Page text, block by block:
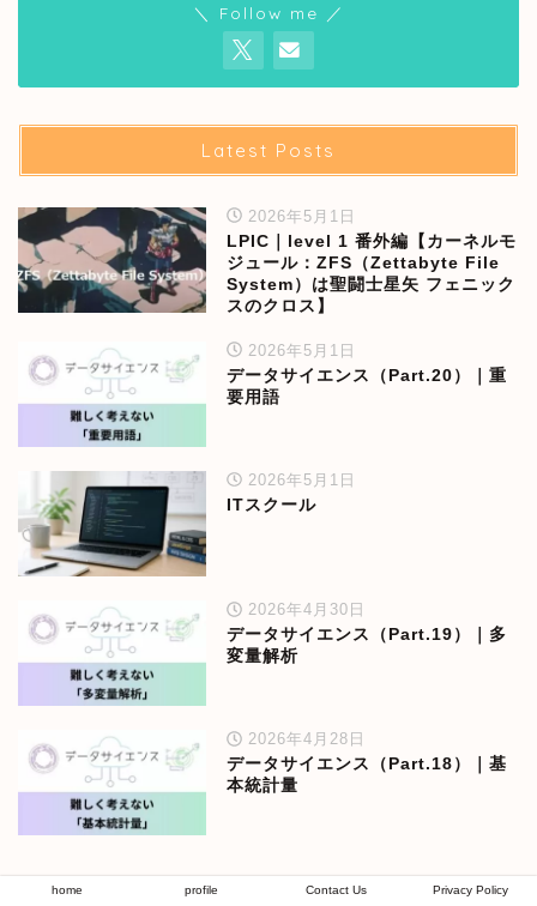
＼ Follow me ／
Latest Posts
2026年5月1日
LPIC｜level 1 番外編【カーネルモ
ジュール：ZFS（Zettabyte File
System）は聖闘士星矢 フェニック
スのクロス】
2026年5月1日
データサイエンス（Part.20）｜重
要用語
2026年5月1日
ITスクール
2026年4月30日
データサイエンス（Part.19）｜多
変量解析
2026年4月28日
データサイエンス（Part.18）｜基
本統計量
home profile Contact Us Privacy Policy